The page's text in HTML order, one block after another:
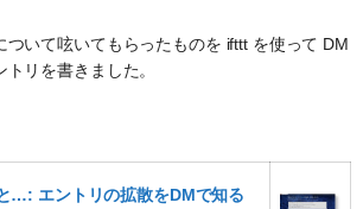
ついて呟いてもらったものを ifttt を使って DM
リを書きました。
…: エントリの拡散をDMで知る